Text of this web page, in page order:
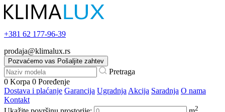
+381 62 177-96-39
prodaja@klimalux.rs
Pozvaćemo vas Pošaljite zahtev
Pretraga
0 Korpa 0 Poređenje
Dostava i plaćanje Garancija Ugradnja Akcija Saradnja O nama
Kontakt
2